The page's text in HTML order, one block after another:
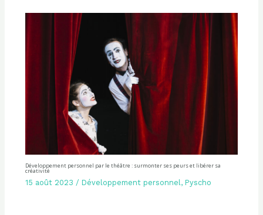
Développement personnel par le théâtre : surmonter ses peurs et libérer sa
créativité
15 août 2023 / Développement personnel , Pyscho